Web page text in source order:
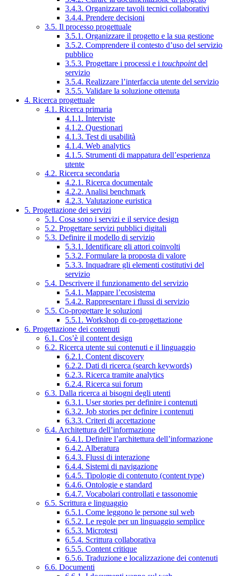
3.4.3. Organizzare tavoli tecnici collaborativi
3.4.4. Prendere decisioni
3.5. Il processo progettuale
3.5.1. Organizzare il progetto e la sua gestione
3.5.2. Comprendere il contesto d’uso del servizio
pubblico
3.5.3. Progettare i processi e i touchpointdel
servizio
3.5.4. Realizzare l’interfaccia utente del servizio
3.5.5. Validare la soluzione ottenuta
4. Ricerca progettuale
4.1. Ricerca primaria
4.1.1. Interviste
4.1.2. Questionari
4.1.3. Test di usabilità
4.1.4. Web analytics
4.1.5. Strumenti di mappatura dell’esperienza
utente
4.2. Ricerca secondaria
4.2.1. Ricerca documentale
4.2.2. Analisi benchmark
4.2.3. Valutazione euristica
5. Progettazione dei servizi
5.1. Cosa sono i servizi e il service design
5.2. Progettare servizi pubblici digitali
5.3. Definire il modello di servizio
5.3.1. Identificare gli attori coinvolti
5.3.2. Formulare la proposta di valore
5.3.3. Inquadrare gli elementi costitutivi del
servizio
5.4. Descrivere il funzionamento del servizio
5.4.1. Mappare l’ecosistema
5.4.2. Rappresentare i flussi di servizio
5.5. Co-progettare le soluzioni
5.5.1. Workshop di co-progettazione
6. Progettazione dei contenuti
6.1. Cos’è il content design
6.2. Ricerca utente sui contenuti e il linguaggio
6.2.1. Content discovery
6.2.2. Dati di ricerca (search keywords)
6.2.3. Ricerca tramite analytics
6.2.4. Ricerca sui forum
6.3. Dalla ricerca ai bisogni degli utenti
6.3.1. User stories per definire i contenuti
6.3.2. Job stories per definire i contenuti
6.3.3. Criteri di accettazione
6.4. Architettura dell’informazione
6.4.1. Definire l’architettura dell’informazione
6.4.2. Alberatura
6.4.3. Flussi di interazione
6.4.4. Sistemi di navigazione
6.4.5. Tipologie di contenuto (content type)
6.4.6. Ontologie e standard
6.4.7. Vocabolari controllati e tassonomie
6.5. Scrittura e linguaggio
6.5.1. Come leggono le persone sul web
6.5.2. Le regole per un linguaggio semplice
6.5.3. Microtesti
6.5.4. Scrittura collaborativa
6.5.5. Content critique
6.5.6. Traduzione e localizzazione dei contenuti
6.6. Documenti